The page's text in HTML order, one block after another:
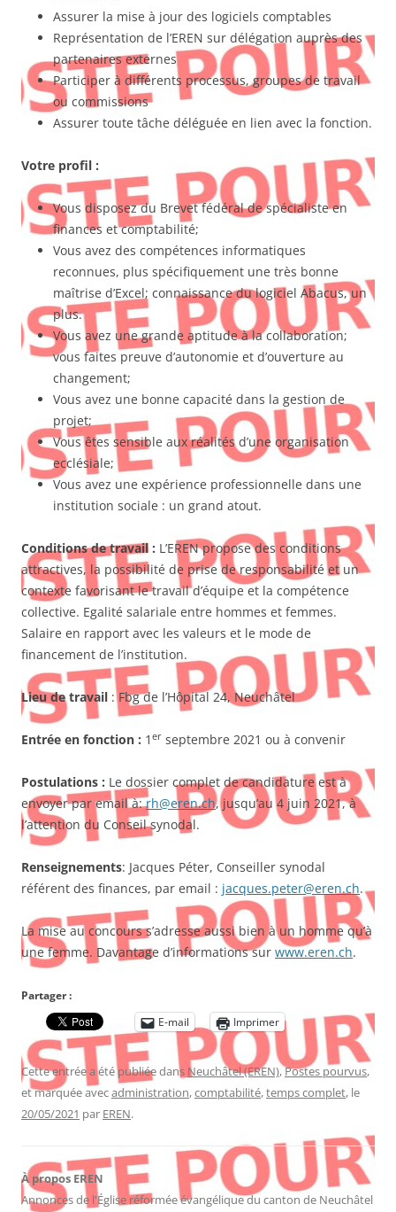
Assurer la mise à jour des logiciels comptables
Représentation de l’EREN sur délégation auprès des
partenaires externes
Participer à différents processus, groupes de travail
ou commissions
Assurer toute tâche déléguée en lien avec la fonction.
Votre profil :
Vous disposez du Brevet fédéral de spécialiste en
finances et comptabilité;
Vous avez des compétences informatiques
reconnues, plus spécifiquement une très bonne
maîtrise d’Excel; connaissance du logiciel Abacus, un
plus.
Vous avez une grande aptitude à la collaboration;
vous faites preuve d’autonomie et d’ouverture au
changement;
Vous avez une bonne capacité dans la gestion de
projet;
Vous êtes sensible aux réalités d’une organisation
ecclésiale;
Vous avez une expérience professionnelle dans une
institution sociale : un grand atout.
Conditions de travail : L’EREN propose des conditions
attractives, la possibilité de prise de responsabilité et un
contexte favorisant le travail d’équipe et la compétence
collective. Egalité salariale entre hommes et femmes.
Salaire en rapport avec les valeurs et le mode de
financement de l’institution.
Lieu de travail : Fbg de l’Hôpital 24, Neuchâtel
Entrée en fonction : 1 er septembre 2021 ou à convenir
Postulations : Le dossier complet de candidature est à
envoyer par email à:rh@eren.ch, jusqu’au 4 juin 2021, à
l’attention du Conseil synodal.
Renseignements: Jacques Péter, Conseiller synodal
référent des finances, par email : jacques.peter@eren.ch.
La mise au concours s’adresse aussi bien à un homme qu’à
une femme. Davantage d’informations sur www.eren.ch.
Partager :
E-mail
Imprimer
Cette entrée a été publiée dans Neuchâtel (EREN),Postes pourvus,
et marquée avecadministration,comptabilité,temps complet, le
20/05/2021 par EREN.
À propos EREN
Annonces de l'Église réformée évangélique du canton de Neuchâtel